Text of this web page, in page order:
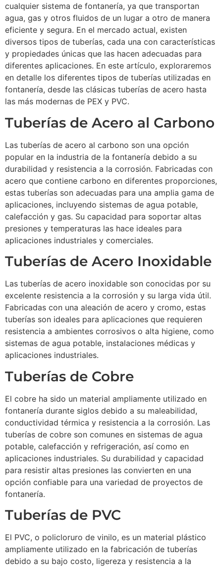
cualquier sistema de fontanería, ya que transportan
agua, gas y otros fluidos de un lugar a otro de manera
eficiente y segura. En el mercado actual, existen
diversos tipos de tuberías, cada una con características
y propiedades únicas que las hacen adecuadas para
diferentes aplicaciones. En este artículo, exploraremos
en detalle los diferentes tipos de tuberías utilizadas en
fontanería, desde las clásicas tuberías de acero hasta
las más modernas de PEX y PVC.
Tuberías de Acero al Carbono
Las tuberías de acero al carbono son una opción
popular en la industria de la fontanería debido a su
durabilidad y resistencia a la corrosión. Fabricadas con
acero que contiene carbono en diferentes proporciones,
estas tuberías son adecuadas para una amplia gama de
aplicaciones, incluyendo sistemas de agua potable,
calefacción y gas. Su capacidad para soportar altas
presiones y temperaturas las hace ideales para
aplicaciones industriales y comerciales.
Tuberías de Acero Inoxidable
Las tuberías de acero inoxidable son conocidas por su
excelente resistencia a la corrosión y su larga vida útil.
Fabricadas con una aleación de acero y cromo, estas
tuberías son ideales para aplicaciones que requieren
resistencia a ambientes corrosivos o alta higiene, como
sistemas de agua potable, instalaciones médicas y
aplicaciones industriales.
Tuberías de Cobre
El cobre ha sido un material ampliamente utilizado en
fontanería durante siglos debido a su maleabilidad,
conductividad térmica y resistencia a la corrosión. Las
tuberías de cobre son comunes en sistemas de agua
potable, calefacción y refrigeración, así como en
aplicaciones industriales. Su durabilidad y capacidad
para resistir altas presiones las convierten en una
opción confiable para una variedad de proyectos de
fontanería.
Tuberías de PVC
El PVC, o policloruro de vinilo, es un material plástico
ampliamente utilizado en la fabricación de tuberías
debido a su bajo costo, ligereza y resistencia a la